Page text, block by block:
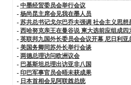
- 中墨经贸委员会举行会议
- 杨尚昆主席会见我在墨人员
- 苏共总书记戈尔巴乔夫强调 社会主义思
- 西哈努克亲王在曼谷说 柬大选前应组成
- 英联邦九国外长委员会会议开幕 尼日利
- 美国务卿同苏外长举行会谈
- 两德总理访问欧洲议会
- 巴基斯坦总理出访亚非八国
- 印巴军事官员会晤未获成果
- 日本首相会见阿联酋总统